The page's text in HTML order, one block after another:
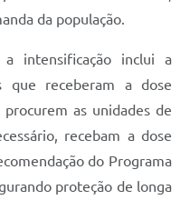
da população.
intensificação inclui a
que receberam a dose
as unidades de
recebam a dose
do Programa
proteção de longa